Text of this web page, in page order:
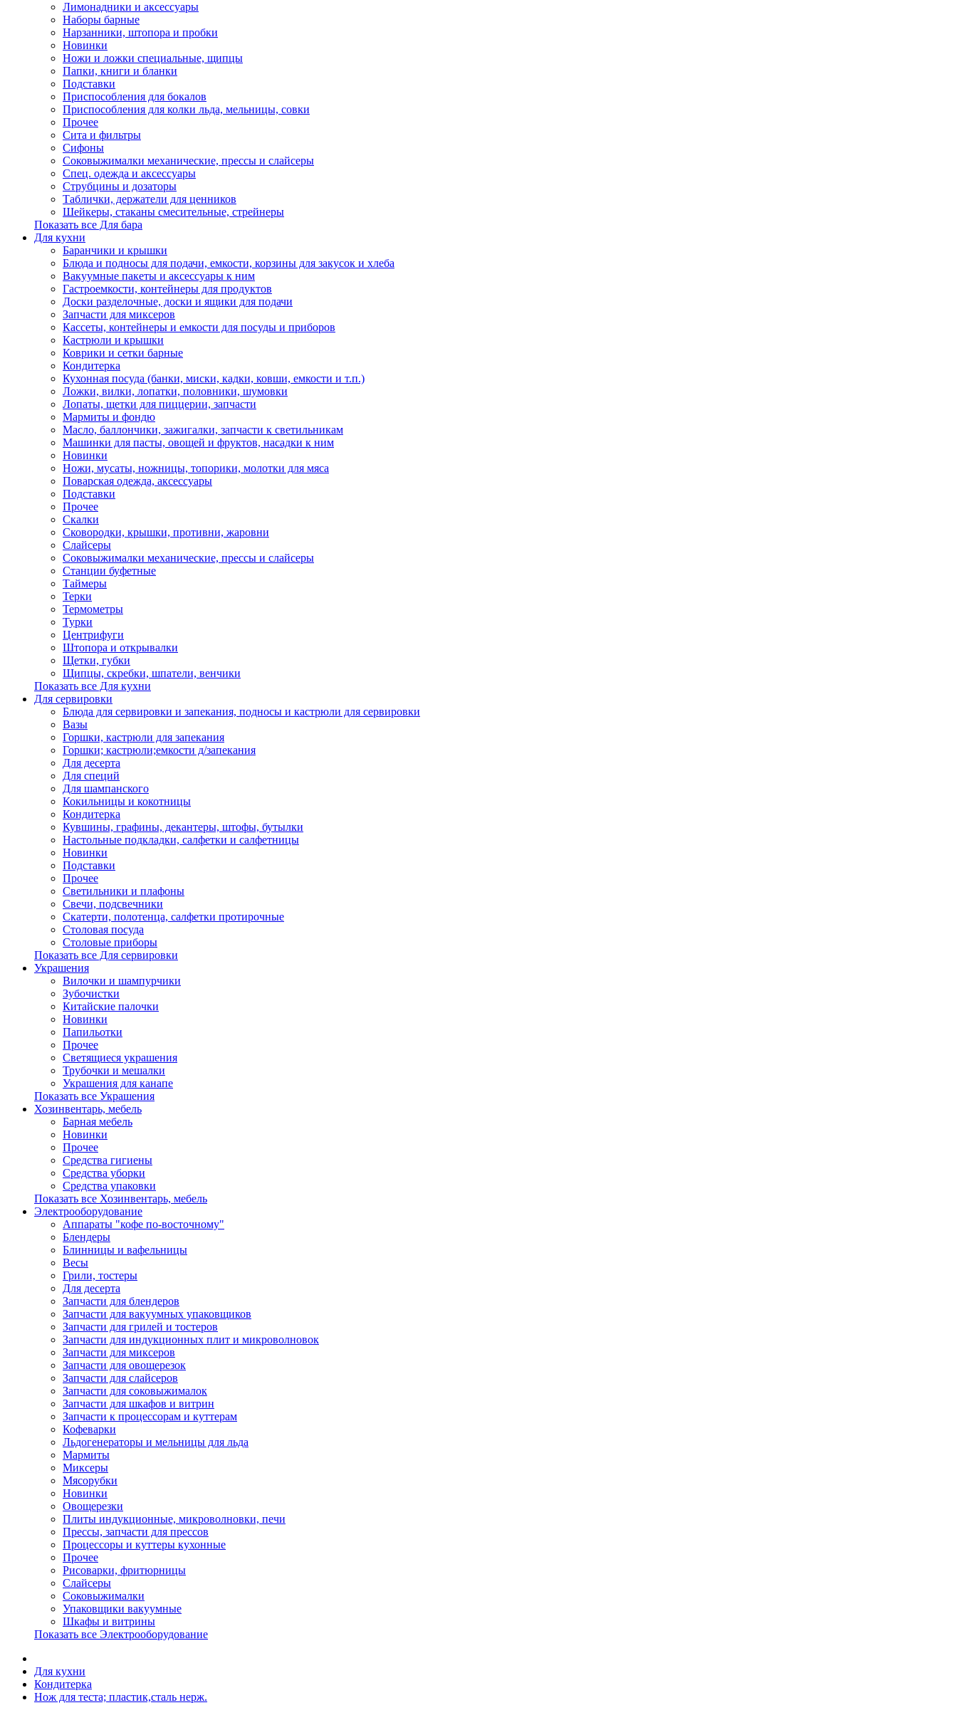
Лимонадники и аксессуары
Наборы барные
Нарзанники, штопора и пробки
Новинки
Ножи и ложки специальные, щипцы
Папки, книги и бланки
Подставки
Приспособления для бокалов
Приспособления для колки льда, мельницы, совки
Прочее
Сита и фильтры
Сифоны
Соковыжималки механические, прессы и слайсеры
Спец. одежда и аксессуары
Струбцины и дозаторы
Таблички, держатели для ценников
Шейкеры, стаканы смесительные, стрейнеры
Показать все Для бара
Для кухни
Баранчики и крышки
Блюда и подносы для подачи, емкости, корзины для закусок и хлеба
Вакуумные пакеты и аксессуары к ним
Гастроемкости, контейнеры для продуктов
Доски разделочные, доски и ящики для подачи
Запчасти для миксеров
Кассеты, контейнеры и емкости для посуды и приборов
Кастрюли и крышки
Коврики и сетки барные
Кондитерка
Кухонная посуда (банки, миски, кадки, ковши, емкости и т.п.)
Ложки, вилки, лопатки, половники, шумовки
Лопаты, щетки для пиццерии, запчасти
Мармиты и фондю
Масло, баллончики, зажигалки, запчасти к светильникам
Машинки для пасты, овощей и фруктов, насадки к ним
Новинки
Ножи, мусаты, ножницы, топорики, молотки для мяса
Поварская одежда, аксессуары
Подставки
Прочее
Скалки
Сковородки, крышки, противни, жаровни
Слайсеры
Соковыжималки механические, прессы и слайсеры
Станции буфетные
Таймеры
Терки
Термометры
Турки
Центрифуги
Штопора и открывалки
Щетки, губки
Щипцы, скребки, шпатели, венчики
Показать все Для кухни
Для сервировки
Блюда для сервировки и запекания, подносы и кастрюли для сервировки
Вазы
Горшки, кастрюли для запекания
Горшки; кастрюли;емкости д/запекания
Для десерта
Для специй
Для шампанского
Кокильницы и кокотницы
Кондитерка
Кувшины, графины, декантеры, штофы, бутылки
Настольные подкладки, салфетки и салфетницы
Новинки
Подставки
Прочее
Светильники и плафоны
Свечи, подсвечники
Скатерти, полотенца, салфетки протирочные
Столовая посуда
Столовые приборы
Показать все Для сервировки
Украшения
Вилочки и шампурчики
Зубочистки
Китайские палочки
Новинки
Папильотки
Прочее
Светящиеся украшения
Трубочки и мешалки
Украшения для канапе
Показать все Украшения
Хозинвентарь, мебель
Барная мебель
Новинки
Прочее
Средства гигиены
Средства уборки
Средства упаковки
Показать все Хозинвентарь, мебель
Электрооборудование
Аппараты "кофе по-восточному"
Блендеры
Блинницы и вафельницы
Весы
Грили, тостеры
Для десерта
Запчасти для блендеров
Запчасти для вакуумных упаковщиков
Запчасти для грилей и тостеров
Запчасти для индукционных плит и микроволновок
Запчасти для миксеров
Запчасти для овощерезок
Запчасти для слайсеров
Запчасти для соковыжималок
Запчасти для шкафов и витрин
Запчасти к процессорам и куттерам
Кофеварки
Льдогенераторы и мельницы для льда
Мармиты
Миксеры
Мясорубки
Новинки
Овощерезки
Плиты индукционные, микроволновки, печи
Прессы, запчасти для прессов
Процессоры и куттеры кухонные
Прочее
Рисоварки, фритюрницы
Слайсеры
Соковыжималки
Упаковщики вакуумные
Шкафы и витрины
Показать все Электрооборудование
Для кухни
Кондитерка
Нож для теста; пластик,сталь нерж.